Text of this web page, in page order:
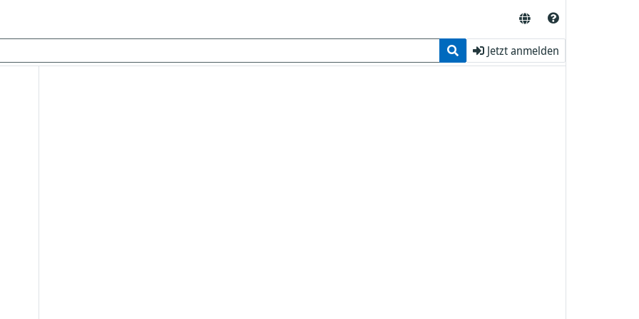
Jetzt anmelden